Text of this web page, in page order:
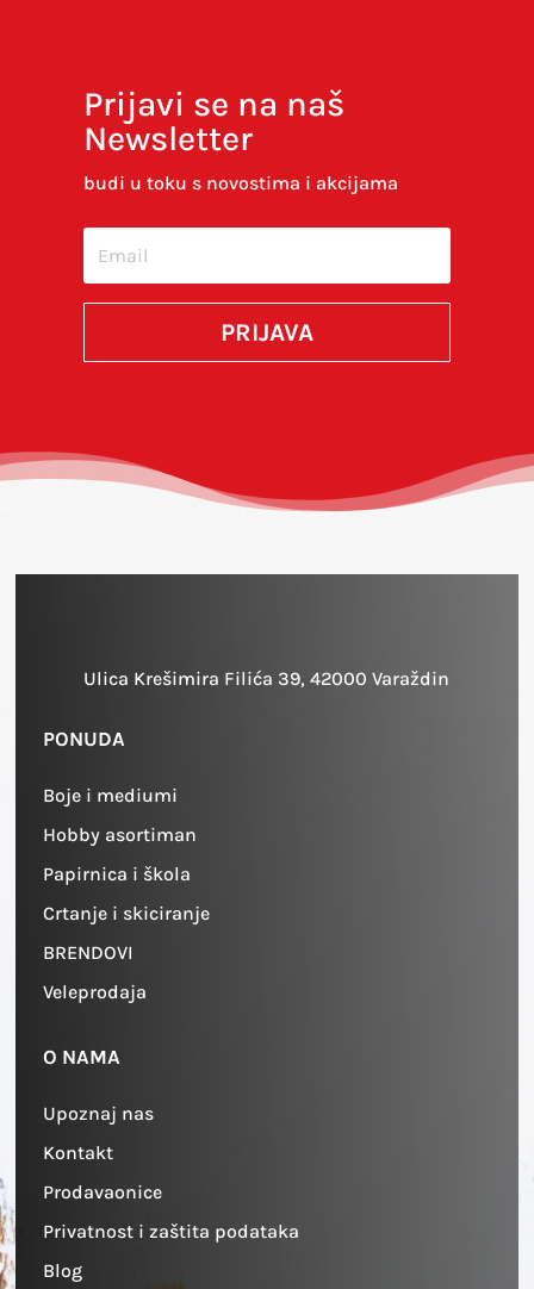
Spremi moje ime, e-poštu i web-stranicu u
budem komentirao.
Prijavi se na naš
Newsletter
budi u toku s novostima i akcijama
PRIJAVA
Ulica Krešimira Filića 39, 42000 Varaždin
PONUDA
Boje i mediumi
Hobby asortiman
Papirnica i škola
Crtanje i skiciranje
BRENDOVI
Veleprodaja
O NAMA
Upoznaj nas
Kontakt
Prodavaonice
Privatnost i zaštita podataka
Blog